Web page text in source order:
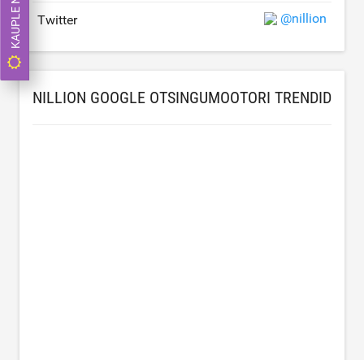
Twitter @nillion
NILLION GOOGLE OTSINGUMOOTORI TRENDID